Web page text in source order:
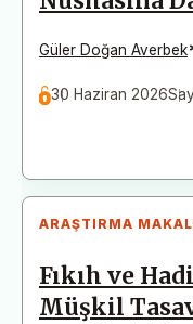
Güler Doğan Averbek
30 Haziran 2026
ARAŞTIRMA
Fıkıh ve
Müşkil